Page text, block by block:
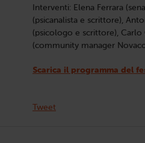
Interventi: Elena Ferrara
(psicanalista e scrittore),
(psicologo e scrittore), Carlo
(community manager
Scarica il programma del
Tweet